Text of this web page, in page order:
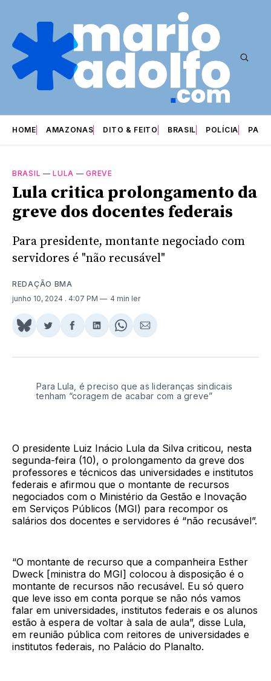
HOME AMAZONAS DITO & FEITO BRASIL POLÍCIA
BRASIL —LULA —GREVE
Lula critica prolongamento da
greve dos docentes federais
Para presidente, montante negociado com
servidores é "não recusável"
REDAÇÃO BMA
junho 10, 2024 . 4:07 PM 4 min ler
Share
BlueSky
Compartilhar
Twitter
Compartilhar
Facebook
Compartilhar
LinkedIn
Share
WhatsApp
Compartilhar
Email
Para Lula, é preciso que as lideranças sindicais
tenham “coragem de acabar com a greve”
O presidente Luiz Inácio Lula da Silva criticou, nesta
segunda-feira (10), o prolongamento da greve dos
professores e técnicos das universidades e institutos
federais e afirmou que o montante de recursos
negociados com o Ministério da Gestão e Inovação
em Serviços Públicos (MGI) para recompor os
salários dos docentes e servidores é “não recusável”.
“O montante de recurso que a companheira Esther
Dweck [ministra do MGI] colocou à disposição é o
montante de recursos não recusável. Eu só quero
que leve isso em conta porque se não nós vamos
falar em universidades, institutos federais e os alunos
estão à espera de voltar à sala de aula”, disse Lula,
em reunião pública com reitores de universidades e
institutos federais, no Palácio do Planalto.